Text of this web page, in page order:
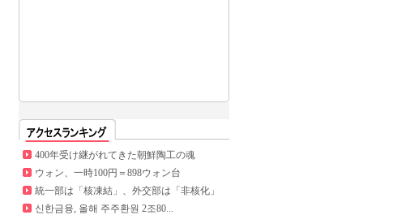
400年受け継がれてきた朝鮮陶工の魂
ウォン、一時100円＝898ウォン台
統一部は「核凍結」、外交部は「非核化」
신한금융, 올해 주주환원 2조80...